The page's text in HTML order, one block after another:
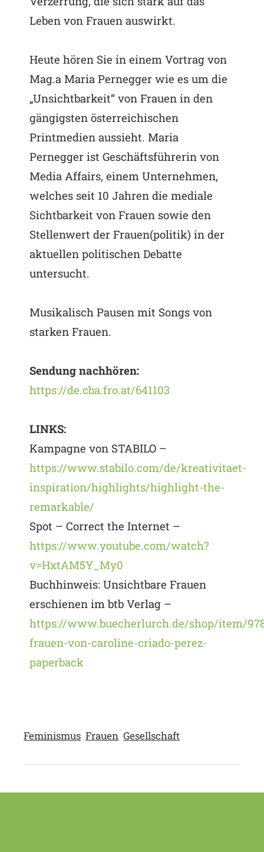
Leben von Frauen auswirkt.
Heute hören Sie in einem Vortrag von
Mag.a Maria Pernegger wie es um die
„Unsichtbarkeit“ von Frauen in den
gängigsten österreichischen
Printmedien aussieht. Maria
Pernegger ist Geschäftsführerin von
Media Affairs, einem Unternehmen,
welches seit 10 Jahren die mediale
Sichtbarkeit von Frauen sowie den
Stellenwert der Frauen(politik) in der
aktuellen politischen Debatte
untersucht.
Musikalisch Pausen mit Songs von
starken Frauen.
Sendung nachhören:
https://de.cba.fro.at/641103
LINKS:
Kampagne von STABILO –
https://www.stabilo.com/de/kreativitaet-
inspiration/highlights/highlight-the-
remarkable/
Spot – Correct the Internet –
https://www.youtube.com/watch?
v=HxtAM5Y_My0
Buchhinweis: Unsichtbare Frauen
erschienen im btb Verlag –
https://www.buecherlurch.de/shop/item/
frauen-von-caroline-criado-perez-
paperback
Feminismus Frauen Gesellschaft